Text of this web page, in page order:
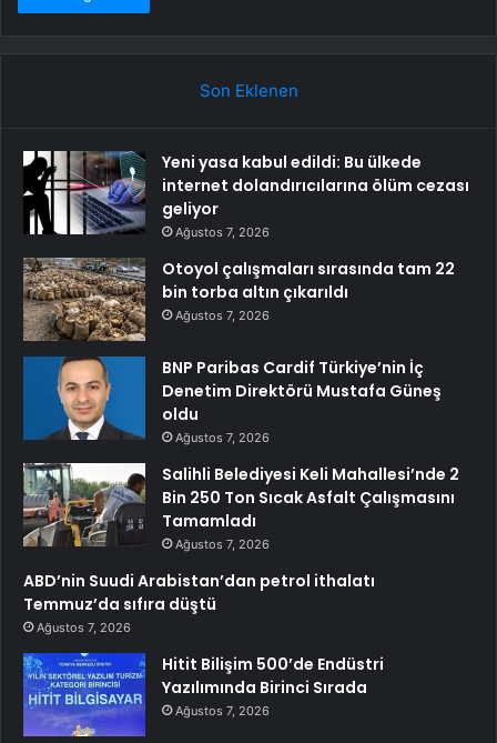
Son Eklenen
Yeni yasa kabul edildi: Bu ülkede
internet dolandırıcılarına ölüm cezası
geliyor
Ağustos 7, 2026
Otoyol çalışmaları sırasında tam 22
bin torba altın çıkarıldı
Ağustos 7, 2026
BNP Paribas Cardif Türkiye’nin İç
Denetim Direktörü Mustafa Güneş
oldu
Ağustos 7, 2026
Salihli Belediyesi Keli Mahallesi’nde 2
Bin 250 Ton Sıcak Asfalt Çalışmasını
Tamamladı
Ağustos 7, 2026
ABD’nin Suudi Arabistan’dan petrol ithalatı
Temmuz’da sıfıra düştü
Ağustos 7, 2026
Hitit Bilişim 500’de Endüstri
Yazılımında Birinci Sırada
Ağustos 7, 2026